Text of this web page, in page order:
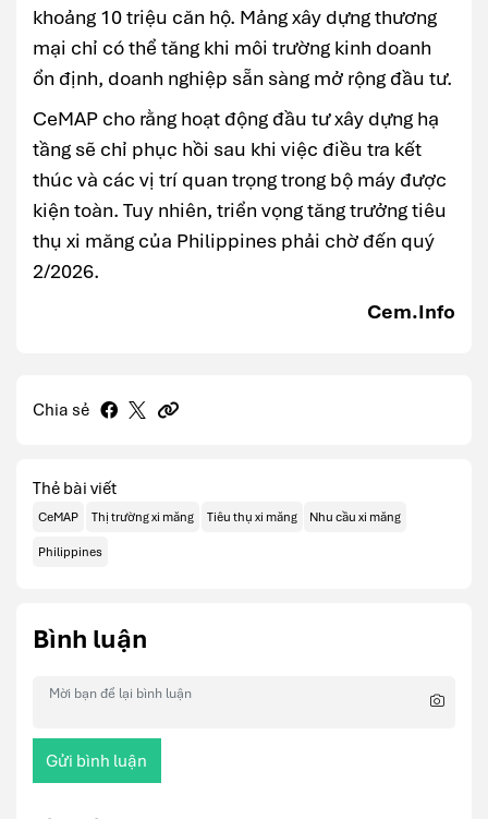
khoảng 10 triệu căn hộ. Mảng xây dựng thương
mại chỉ có thể tăng khi môi trường kinh doanh
ổn định, doanh nghiệp sẵn sàng mở rộng đầu tư.
CeMAP cho rằng hoạt động đầu tư xây dựng hạ
tầng sẽ chỉ phục hồi sau khi việc điều tra kết
thúc và các vị trí quan trọng trong bộ máy được
kiện toàn. Tuy nhiên, triển vọng tăng trưởng tiêu
thụ xi măng của Philippines phải chờ đến quý
2/2026.
Cem.Info
Chia sẻ
Thẻ bài viết
CeMAP Thị trường xi măng Tiêu thụ xi măng Nhu cầu xi măng
Philippines
Bình luận
Gửi bình luận